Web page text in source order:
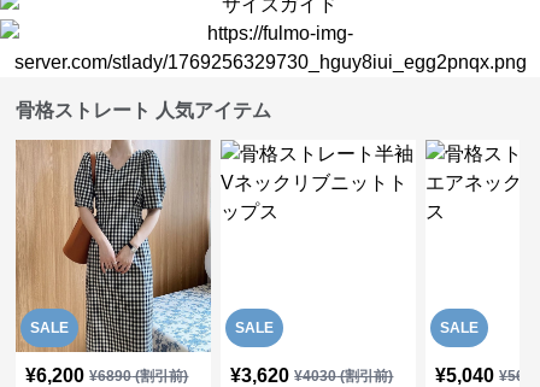
骨格ストレート 人気アイテム
SALE
¥6,200 ¥6890(割引前)
SALE
¥3,620 ¥4030(割引前)
SALE
¥5,040 ¥